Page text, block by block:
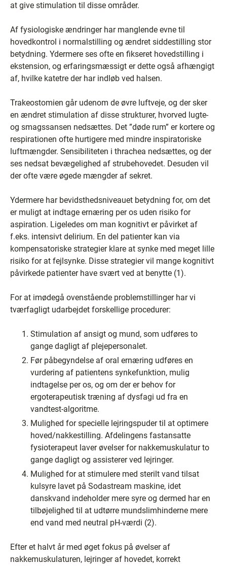
at give stimulation til disse områder.
Af fysiologiske ændringer har manglende evne til
hovedkontrol i normalstilling og ændret siddestilling stor
betydning. Ydermere ses ofte en fikseret hovedstilling i
ekstension, og erfaringsmæssigt er dette også afhængigt
af, hvilke katetre der har indløb ved halsen.
Trakeostomien går udenom de øvre luftveje, og der sker
en ændret stimulation af disse strukturer, hvorved lugte-
og smagssansen nedsættes. Det ”døde rum” er kortere og
respirationen ofte hurtigere med mindre inspiratoriske
luftmængder. Sensibiliteten i thrachea nedsættes, og der
ses nedsat bevægelighed af strubehovedet. Desuden vil
der ofte være øgede mængder af sekret.
Ydermere har bevidsthedsniveauet betydning for, om det
er muligt at indtage ernæring per os uden risiko for
aspiration. Ligeledes om man kognitivt er påvirket af
f.eks. intensivt delirium. En del patienter kan via
kompensatoriske strategier klare at synke med meget lille
risiko for at fejlsynke. Disse strategier vil mange kognitivt
påvirkede patienter have svært ved at benytte (1).
For at imødegå ovenstående problemstillinger har vi
tværfagligt udarbejdet forskellige procedurer:
Stimulation af ansigt og mund, som udføres to
gange dagligt af plejepersonalet.
Før påbegyndelse af oral ernæring udføres en
vurdering af patientens synkefunktion, mulig
indtagelse per os, og om der er behov for
ergoterapeutisk træning af dysfagi ud fra en
vandtest-algoritme.
Mulighed for specielle lejringspuder til at optimere
hoved/nakkestilling. Afdelingens fastansatte
fysioterapeut laver øvelser for nakkemuskulatur to
gange dagligt og assisterer ved lejringer.
Mulighed for at stimulere med sterilt vand tilsat
kulsyre lavet på Sodastream maskine, idet
danskvand indeholder mere syre og dermed har en
tilbøjelighed til at udtørre mundslimhinderne mere
end vand med neutral pH-værdi (2).
Efter et halvt år med øget fokus på øvelser af
nakkemuskulaturen, lejringer af hovedet, korrekt